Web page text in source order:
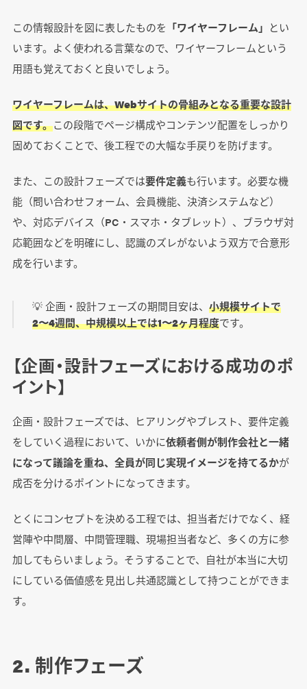
この情報設計を図に表したものを 「ワイヤーフレーム」 とい
います。よく使われる言葉なので、ワイヤーフレームという
用語も覚えておくと良いでしょう。
ワイヤーフレームは、Webサイトの骨組みとなる重要な設計
図です。この段階でページ構成やコンテンツ配置をしっかり
固めておくことで、後工程での大幅な手戻りを防げます。
また、この設計フェーズでは要件定義も行います。必要な機
能（問い合わせフォーム、会員機能、決済システムなど）
や、対応デバイス（PC・スマホ・タブレット）、ブラウザ対
応範囲などを明確にし、認識のズレがないよう双方で合意形
成を行います。
💡 企画・設計フェーズの期間目安は、小規模サイトで
2〜4週間、中規模以上では1〜2ヶ月程度です。
【企画・設計フェーズにおける成功のポ
イント】
企画・設計フェーズでは、ヒアリングやブレスト、要件定義
をしていく過程において、いかに依頼者側が制作会社と一緒
になって議論を重ね、全員が同じ実現イメージを持てるかが
成否を分けるポイントになってきます。
とくにコンセプトを決める工程では、担当者だけでなく、経
営陣や中間層、中間管理職、現場担当者など、多くの方に参
加してもらいましょう。そうすることで、自社が本当に大切
にしている価値感を見出し共通認識として持つことができま
す。
2. 制作フェーズ